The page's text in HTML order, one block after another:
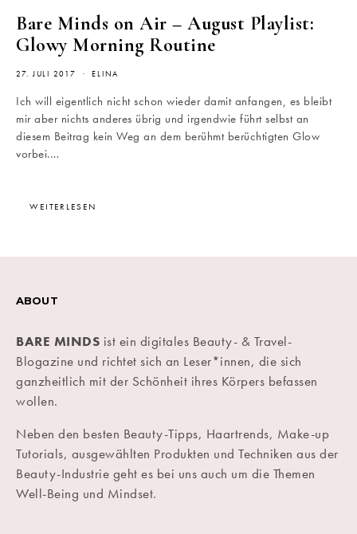
Bare Minds on Air – August Playlist:
Glowy Morning Routine
27. JULI 2017 ELINA
Ich will eigentlich nicht schon wieder damit anfangen, es bleibt
mir aber nichts anderes übrig und irgendwie führt selbst an
diesem Beitrag kein Weg an dem berühmt berüchtigten Glow
vorbei.…
WEITERLESEN
ABOUT
BARE MINDS ist ein digitales Beauty- & Travel-
Blogazine und richtet sich an Leser*innen, die sich
ganzheitlich mit der Schönheit ihres Körpers befassen
wollen.
Neben den besten Beauty-Tipps, Haartrends, Make-up
Tutorials, ausgewählten Produkten und Techniken aus der
Beauty-Industrie geht es bei uns auch um die Themen
Well-Being und Mindset.